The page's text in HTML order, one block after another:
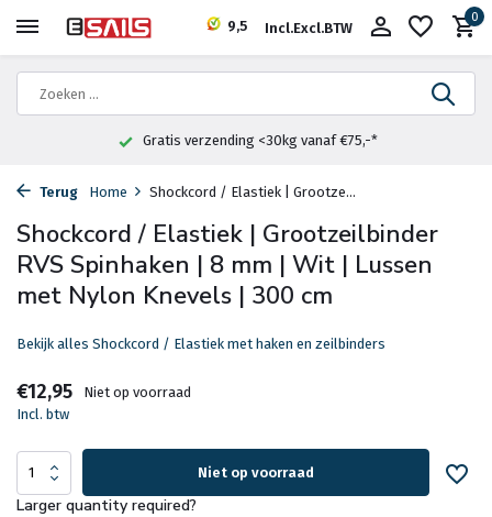
9,5 Incl.Excl.BTW
0
Gratis verzending <30kg vanaf €75,-*
Terug Home Shockcord / Elastiek | Grootze...
Shockcord / Elastiek | Grootzeilbinder
RVS Spinhaken | 8 mm | Wit | Lussen
met Nylon Knevels | 300 cm
Bekijk alles Shockcord / Elastiek met haken en zeilbinders
€12,95
Niet op voorraad
Incl. btw
Niet op voorraad
Larger quantity required?